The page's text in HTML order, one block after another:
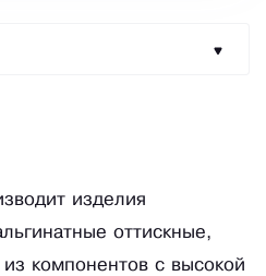
изделия
оттискные,
компонентов с высокой